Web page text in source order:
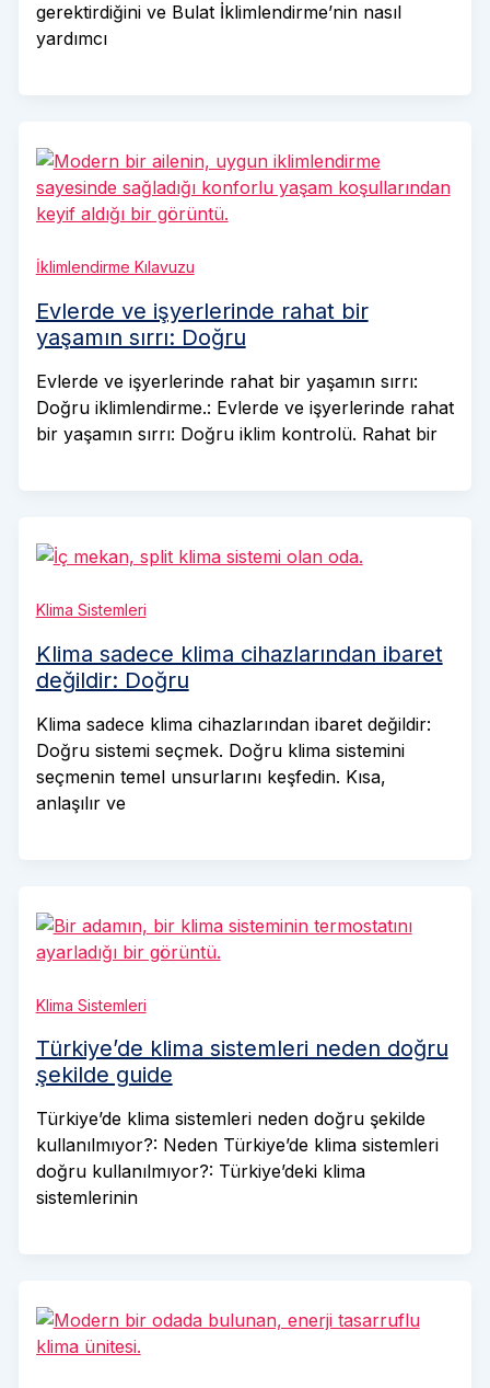
gerektirdiğini ve Bulat İklimlendirme’nin nasıl
yardımcı
İklimlendirme Kılavuzu
Evlerde ve işyerlerinde rahat bir
yaşamın sırrı: Doğru
Evlerde ve işyerlerinde rahat bir yaşamın sırrı:
Doğru iklimlendirme.: Evlerde ve işyerlerinde rahat
bir yaşamın sırrı: Doğru iklim kontrolü. Rahat bir
Klima Sistemleri
Klima sadece klima cihazlarından ibaret
değildir: Doğru
Klima sadece klima cihazlarından ibaret değildir:
Doğru sistemi seçmek. Doğru klima sistemini
seçmenin temel unsurlarını keşfedin. Kısa,
anlaşılır ve
Klima Sistemleri
Türkiye’de klima sistemleri neden doğru
şekilde guide
Türkiye’de klima sistemleri neden doğru şekilde
kullanılmıyor?: Neden Türkiye’de klima sistemleri
doğru kullanılmıyor?: Türkiye’deki klima
sistemlerinin